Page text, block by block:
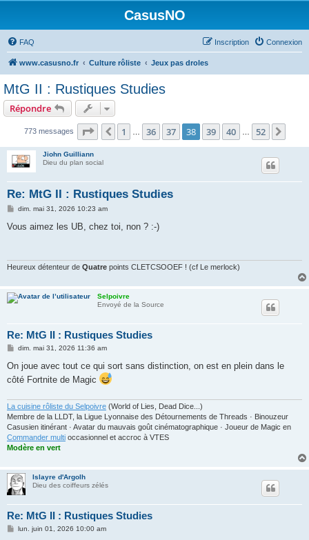
CasusNO
FAQ Connexion
Inscription
www.casusno.fr Culture rôliste Jeux pas droles
MtG II : Rustiques Studies
Répondre
773 messages Page 38 sur 52
Précédent
1 36 37 38 39 40 52
Jiohn Guilliann
Dieu du plan social
Re: MtG II : Rustiques Studies
M
s
dim. mai 31, 2026 10:23 am
Vous aimez les UB, chez toi, non ? :-)
Heureux détenteur de Quatre points CLETCSOOEF ! (cf Le merlock)
Selpoivre
Envoyé de la Source
Re: MtG II : Rustiques Studies
M
s
a
dim. mai 31, 2026 11:36 am
On joue avec tout ce qui sort sans distinction, on est en plein dans le
côté Fortnite de Magic
La cuisine rôliste du Selpoivre (World of Lies, Dead Dice...)
Membre de la LLDT, la Ligue Lyonnaise des Détournements de Threads · Binouzeur
Casusien itinérant · Avatar du mauvais goût cinématographique · Joueur de Magic en
Commander multi occasionnel et accroc à VTES
Modère en vert
Islayre d'Argolh
Dieu des coiffeurs zélés
Re: MtG II : Rustiques Studies
Mlun. juin 01, 2026 10:00 am